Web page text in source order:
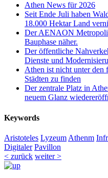
Athen News für 2026
Seit Ende Juli haben
18.000 Hektar Land
Der AENAON
Bauphase näher.
Der öffentliche
Dienste und
Athen ist nicht unter den
Städten zu finden
Der zentrale Platz in
neuem Glanz
Keywords
Aristoteles Lyzeum Athenm
Digitaler Pavillon
< zurück weiter >